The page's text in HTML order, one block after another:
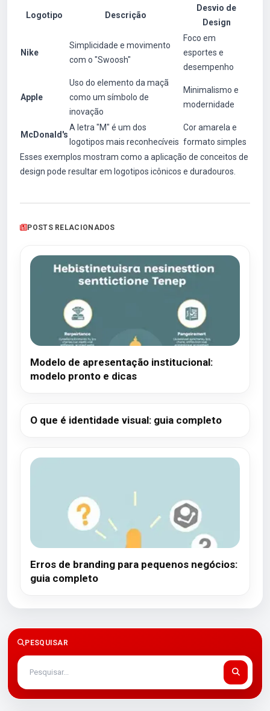
Logotipo Descrição
Desvio de
Design
Nike
Simplicidade e movimento
com o "Swoosh"
Foco em
esportes e
desempenho
Apple
Uso do elemento da maçã
como um símbolo de
inovação
Minimalismo e
modernidade
McDonald's
A letra "M" é um dos
logotipos mais reconhecíveis
Cor amarela e
formato simples
Esses exemplos mostram como a aplicação de conceitos de
design pode resultar em logotipos icônicos e duradouros.
POSTS RELACIONADOS
Modelo de apresentação institucional:
modelo pronto e dicas
O que é identidade visual: guia completo
Erros de branding para pequenos negócios:
guia completo
PESQUISAR